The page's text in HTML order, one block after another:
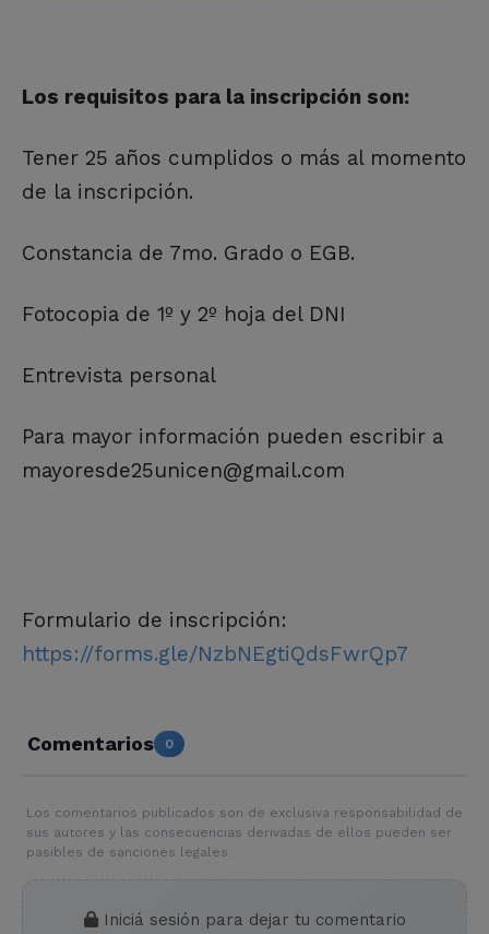
Los requisitos para la inscripción son:
Tener 25 años cumplidos o más al momento
de la inscripción.
Constancia de 7mo. Grado o EGB.
Fotocopia de 1º y 2º hoja del DNI
Entrevista personal
Para mayor información pueden escribir a
mayoresde25unicen@gmail.com
Formulario de inscripción:
https://forms.gle/NzbNEgtiQdsFwrQp7
Comentarios 0
Los comentarios publicados son de exclusiva responsabilidad de
sus autores y las consecuencias derivadas de ellos pueden ser
pasibles de sanciones legales.
Iniciá sesión para dejar tu comentario